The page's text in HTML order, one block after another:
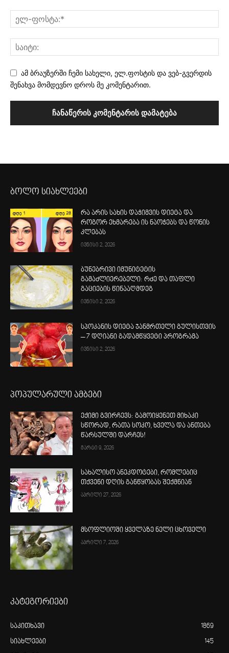
ამ ბრაუზერში ჩემი სახელი, ელ.ფოსტის და ვებ-გვერდის
შენახვა მომდევნო დროს მე კომენტარით.
ბოლო სიახლეები
რა არის სახის დაჭიმვის დიეტა და
როგორ ეხმარება ის ნაოჭებს და წონის
კლებას
ივნისი 2, 2026
ბუნებრივი იმუნიტეტის
გამაძლიერებელი: რძე და თაფლი
გაციების წინააღმდეგ
ივნისი 2, 2026
სპოკანის დიეტა ჯანმრთელი გულისთვის
– 7 დღიანი გადამწყვეტი პროგრამა
ივნისი 2, 2026
პოპულარული ამბები
ექიმი გვირჩევს: გამოიყენეთ მიხაკი
სწორად, რათა სოკო, ხველა და ანთება
წარსულში დარჩეს!
მარტი 9, 2026
სახალისო ანეკდოტები, რომლებიც
თქვენი დღის განწყობას შექმნიან
აპრილი 27, 2026
მსოფლიოში ყველაზე ნელი ცხოველი
აპრილი 7, 2026
კატეგორიები
საკითხავი 1869
სიახლეები 145